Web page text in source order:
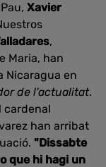
Xavier
,
Maria, han
Nicaragua en
de l'actualitat.
cardenal
han arribat
"Dissabte
que hi hagi un